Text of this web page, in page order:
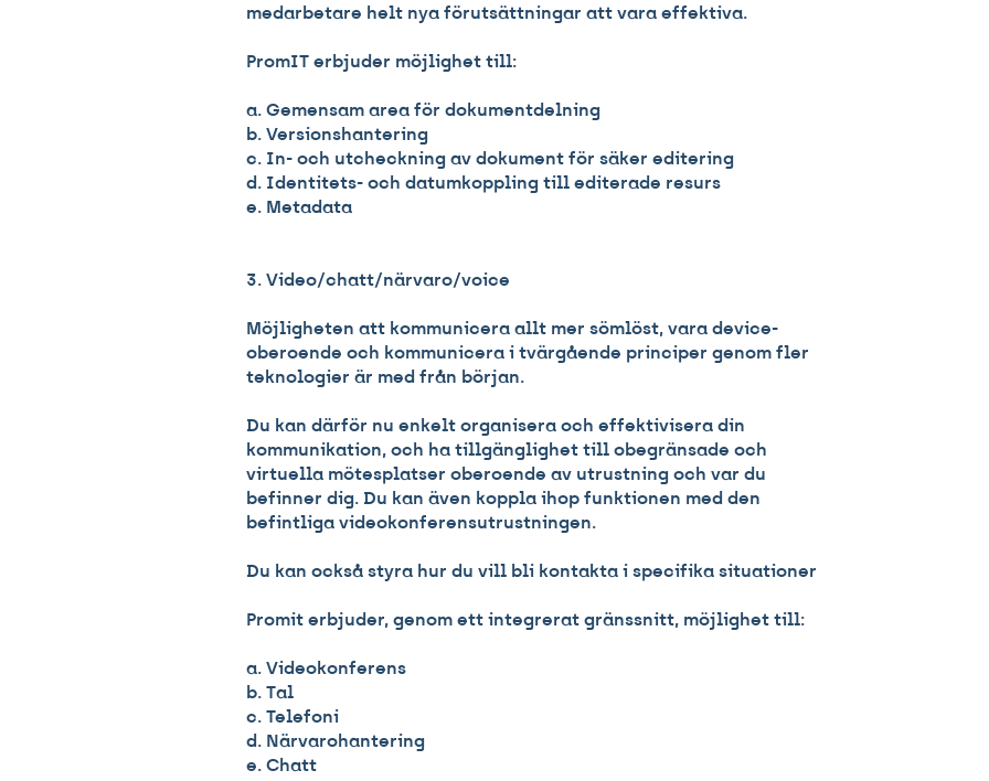
medarbetare helt nya förutsättningar att vara effektiva.
PromIT erbjuder möjlighet till:
a. Gemensam area för dokumentdelning
b. Versionshantering
c. In- och utcheckning av dokument för säker editering
d. Identitets- och datumkoppling till editerade resurs
e. Metadata
3. Video/chatt/närvaro/voice
Möjligheten att kommunicera allt mer sömlöst, vara device-
oberoende och kommunicera i tvärgående principer genom fler
teknologier är med från början.
Du kan därför nu enkelt organisera och effektivisera din
kommunikation, och ha tillgänglighet till obegränsade och
virtuella mötesplatser oberoende av utrustning och var du
befinner dig. Du kan även koppla ihop funktionen med den
befintliga videokonferensutrustningen.
Du kan också styra hur du vill bli kontakta i specifika situationer
Promit erbjuder, genom ett integrerat gränssnitt, möjlighet till:
a. Videokonferens
b. Tal
c. Telefoni
d. Närvarohantering
e. Chatt